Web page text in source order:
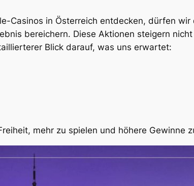
Casinos in Österreich entdecken, dürfen
bereichern. Diese Aktionen steigern
Blick darauf, was uns erwartet:
mehr zu spielen und höhere Gewinne